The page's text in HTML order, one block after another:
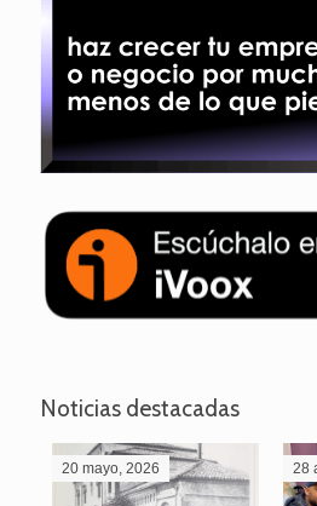
Noticias destacadas
20 mayo, 2026 28